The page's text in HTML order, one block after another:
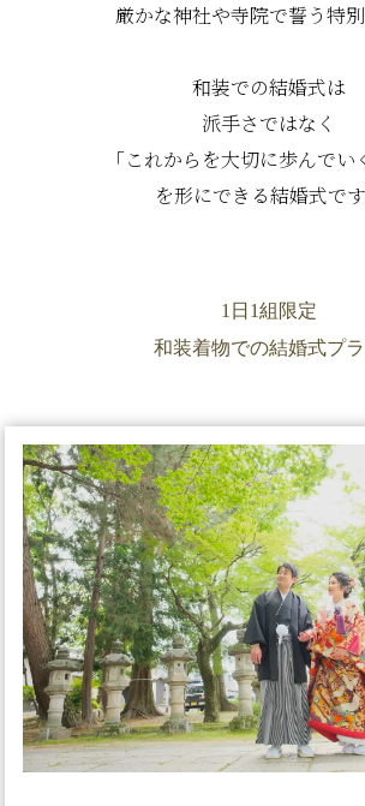
厳かな神社や寺院で誓う特
和装での結婚式は
派手さではなく
「これからを大切に歩んでい
を形にできる結婚式です
1日1組限定
和装着物での結婚式プ